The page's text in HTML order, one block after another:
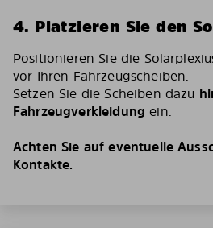
4. Platzieren Sie den
Positionieren Sie die
vor Ihren Fahrzeugscheiben.
Setzen Sie die Scheiben dazu
Fahrzeugverkleidung ein.
Achten Sie auf eventuelle
Kontakte.